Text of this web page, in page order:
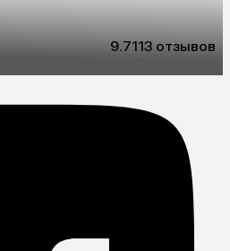
9.7113 отзывов